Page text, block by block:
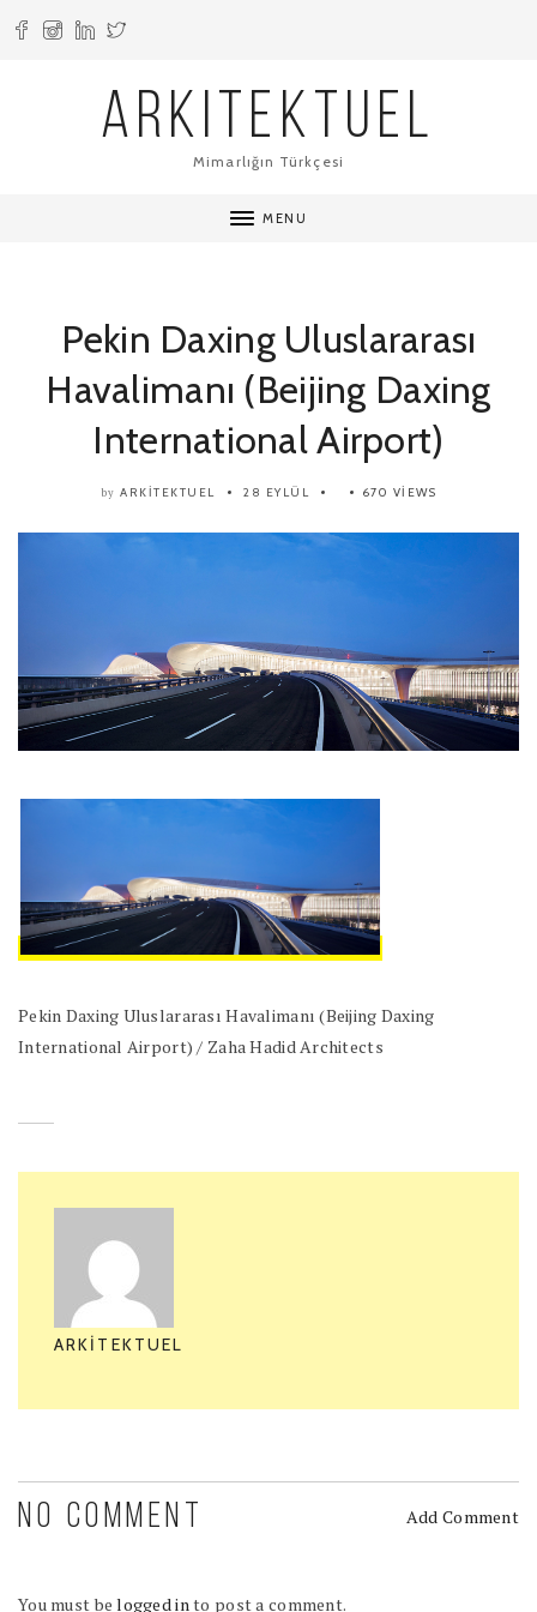
ARKITEKTUEL
Mimarlığın Türkçesi
MENU
Pekin Daxing Uluslararası
Havalimanı (Beijing Daxing
International Airport)
by ARKITEKTUEL 28 EYLÜL 670 VIEWS
Pekin Daxing Uluslararası Havalimanı (Beijing Daxing
International Airport) / Zaha Hadid Architects
ARKITEKTUEL
NO COMMENT Add Comment
You must belogged into post a comment.